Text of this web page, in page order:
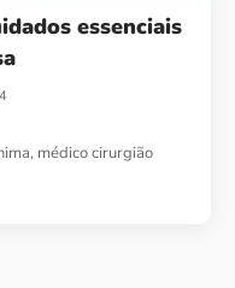
essenciais
médico cirurgião